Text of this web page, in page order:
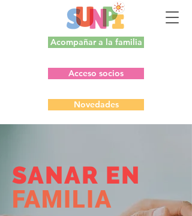
Acompañar a la familia
Acceso socios
Novedades
SANAR EN
FAMILIA